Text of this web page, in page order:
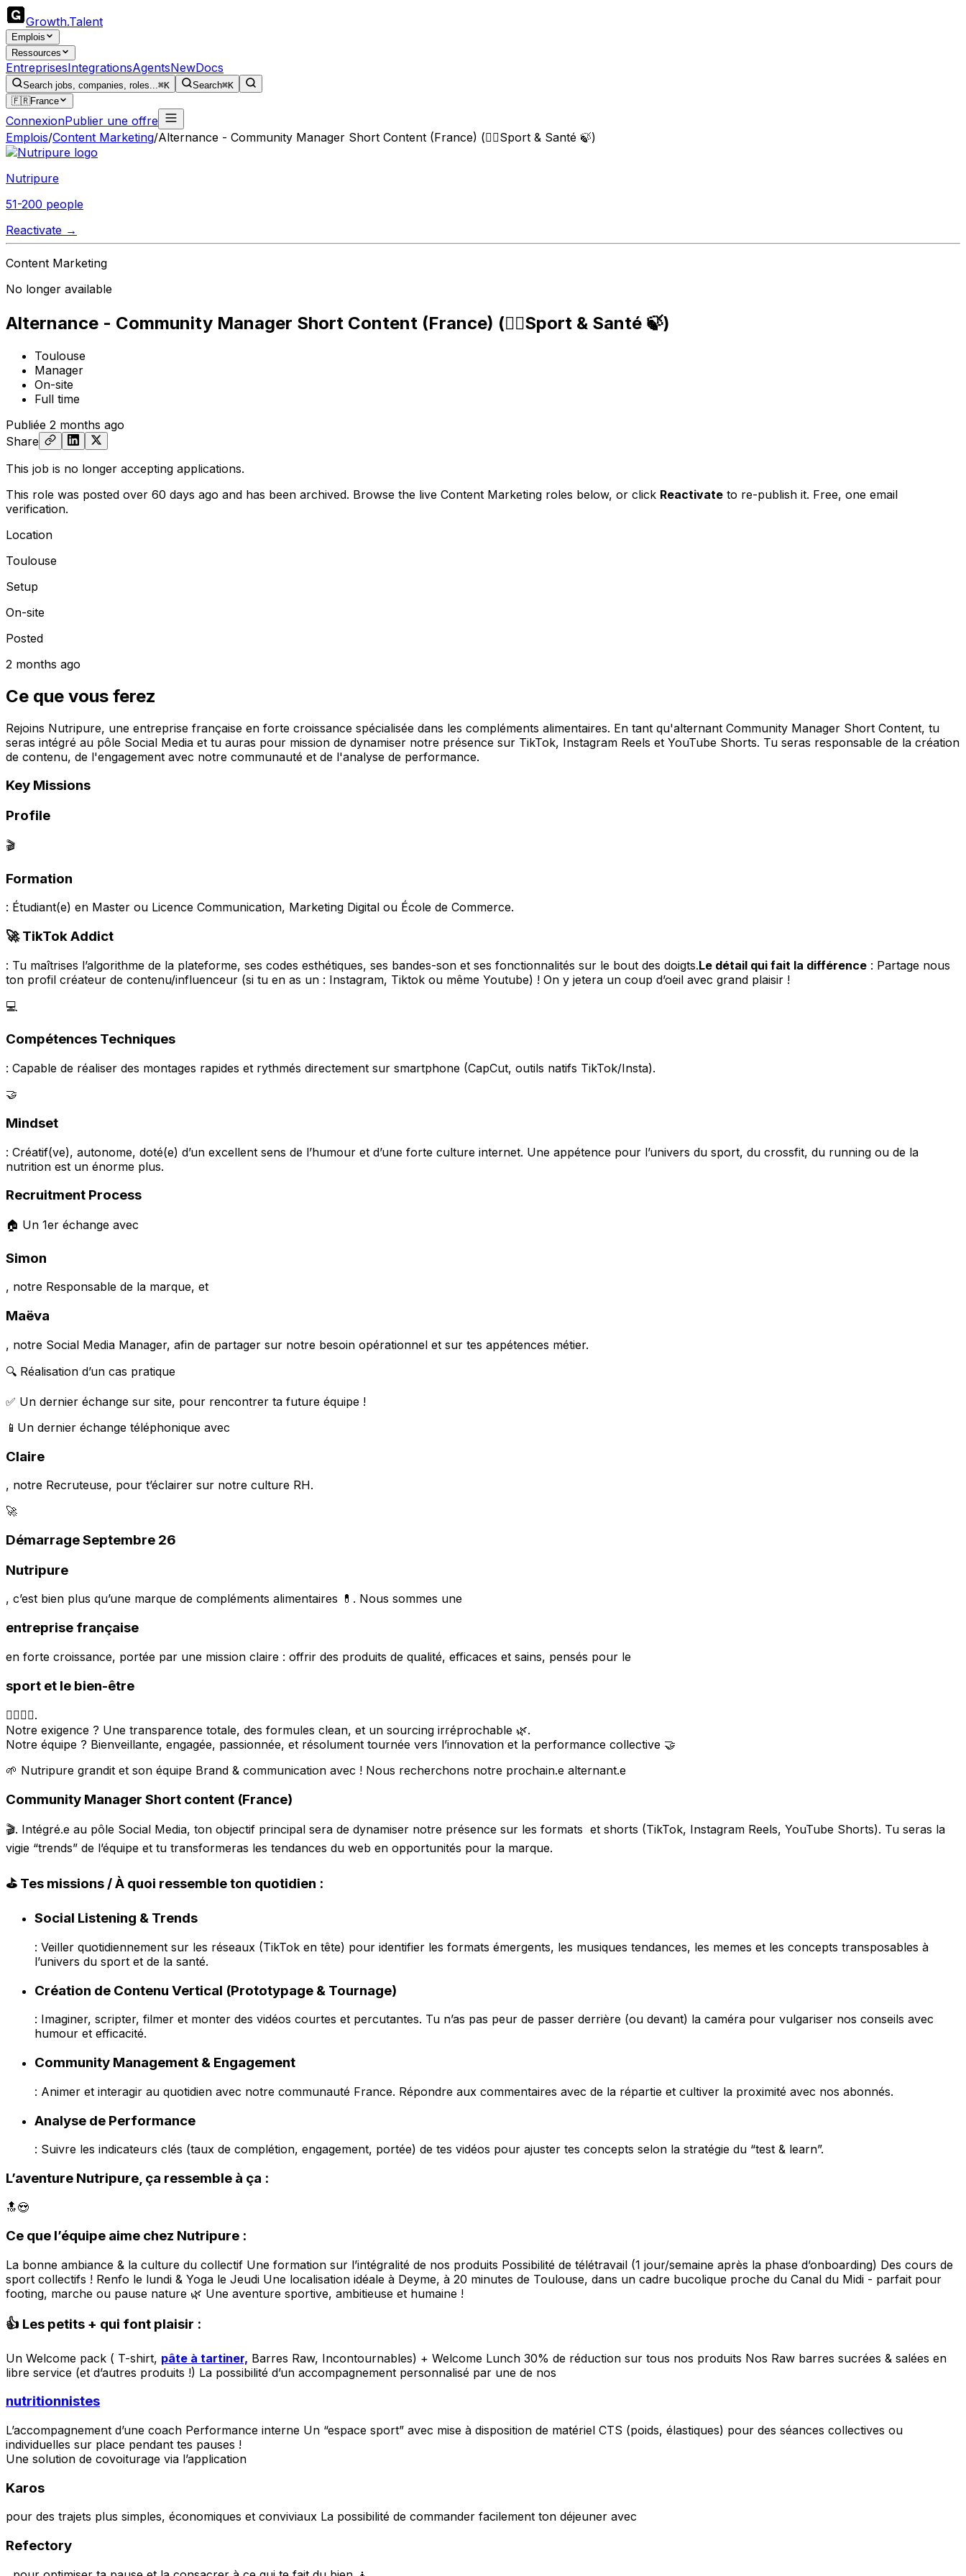
Growth.Talent
Emplois
Ressources
EntreprisesIntegrationsAgentsNewDocs
Search jobs, companies, roles...⌘K Search⌘K
🇫🇷France
ConnexionPublier une offre
Emplois/Content Marketing/Alternance - Community Manager Short Content (France) (🏃‍♀️Sport & Santé 🍃)
Nutripure
51-200 people
Reactivate →
Content Marketing
No longer available
Alternance - Community Manager Short Content (France) (🏃‍♀️Sport & Santé 🍃)
Toulouse
Manager
On-site
Full time
Publiée 2 months ago
Share
This job is no longer accepting applications.
This role was posted over 60 days ago and has been archived. Browse the live Content Marketing roles below, or click Reactivate to re-publish it. Free, one email
verification.
Location
Toulouse
Setup
On-site
Posted
2 months ago
Ce que vous ferez
Rejoins Nutripure, une entreprise française en forte croissance spécialisée dans les compléments alimentaires. En tant qu'alternant Community Manager Short Content, tu
seras intégré au pôle Social Media et tu auras pour mission de dynamiser notre présence sur TikTok, Instagram Reels et YouTube Shorts. Tu seras responsable de la création
de contenu, de l'engagement avec notre communauté et de l'analyse de performance.
Key Missions
Profile
🎬
Formation
: Étudiant(e) en Master ou Licence Communication, Marketing Digital ou École de Commerce.
🚀 TikTok Addict
: Tu maîtrises l’algorithme de la plateforme, ses codes esthétiques, ses bandes-son et ses fonctionnalités sur le bout des doigts.Le détail qui fait la différence : Partage nous
ton profil créateur de contenu/influenceur (si tu en as un : Instagram, Tiktok ou même Youtube) ! On y jetera un coup d’oeil avec grand plaisir !
💻
Compétences Techniques
: Capable de réaliser des montages rapides et rythmés directement sur smartphone (CapCut, outils natifs TikTok/Insta).
🤝
Mindset
: Créatif(ve), autonome, doté(e) d’un excellent sens de l’humour et d’une forte culture internet. Une appétence pour l’univers du sport, du crossfit, du running ou de la
nutrition est un énorme plus.
Recruitment Process
🏠 Un 1er échange avec
Simon
, notre Responsable de la marque, et
Maëva
, notre Social Media Manager, afin de partager sur notre besoin opérationnel et sur tes appétences métier.
🔍 Réalisation d’un cas pratique
✅ Un dernier échange sur site, pour rencontrer ta future équipe !
📱Un dernier échange téléphonique avec
Claire
, notre Recruteuse, pour t’éclairer sur notre culture RH.
🚀
Démarrage Septembre 26
Nutripure
, c’est bien plus qu’une marque de compléments alimentaires 💊. Nous sommes une
entreprise française
en forte croissance, portée par une mission claire : offrir des produits de qualité, efficaces et sains, pensés pour le
sport et le bien-être
🏋️‍♀️🧘‍♂️.
Notre exigence ? Une transparence totale, des formules clean, et un sourcing irréprochable 🌿.
Notre équipe ? Bienveillante, engagée, passionnée, et résolument tournée vers l’innovation et la performance collective 🤝
🌱 Nutripure grandit et son équipe Brand & communication avec ! Nous recherchons notre prochain.e alternant.e
Community Manager Short content (France)
🎬. Intégré.e au pôle Social Media, ton objectif principal sera de dynamiser notre présence sur les formats et shorts (TikTok, Instagram Reels, YouTube Shorts). Tu seras la
vigie “trends” de l’équipe et tu transformeras les tendances du web en opportunités pour la marque.
⛳️ Tes missions / À quoi ressemble ton quotidien :
Social Listening & Trends
: Veiller quotidiennement sur les réseaux (TikTok en tête) pour identifier les formats émergents, les musiques tendances, les memes et les concepts transposables à
l’univers du sport et de la santé.
Création de Contenu Vertical (Prototypage & Tournage)
: Imaginer, scripter, filmer et monter des vidéos courtes et percutantes. Tu n’as pas peur de passer derrière (ou devant) la caméra pour vulgariser nos conseils avec
humour et efficacité.
Community Management & Engagement
: Animer et interagir au quotidien avec notre communauté France. Répondre aux commentaires avec de la répartie et cultiver la proximité avec nos abonnés.
Analyse de Performance
: Suivre les indicateurs clés (taux de complétion, engagement, portée) de tes vidéos pour ajuster tes concepts selon la stratégie du “test & learn”.
L’aventure Nutripure, ça ressemble à ça :
🔝😍
Ce que l’équipe aime chez Nutripure :
La bonne ambiance & la culture du collectif Une formation sur l’intégralité de nos produits Possibilité de télétravail (1 jour/semaine après la phase d’onboarding) Des cours de
sport collectifs ! Renfo le lundi & Yoga le Jeudi Une localisation idéale à Deyme, à 20 minutes de Toulouse, dans un cadre bucolique proche du Canal du Midi - parfait pour
footing, marche ou pause nature 🌿 Une aventure sportive, ambitieuse et humaine !
👍 Les petits + qui font plaisir :
Un Welcome pack ( T-shirt, pâte à tartiner, Barres Raw, Incontournables) + Welcome Lunch 30% de réduction sur tous nos produits Nos Raw barres sucrées & salées en
libre service (et d’autres produits !) La possibilité d’un accompagnement personnalisé par une de nos
nutritionnistes
L’accompagnement d’une coach Performance interne Un “espace sport” avec mise à disposition de matériel CTS (poids, élastiques) pour des séances collectives ou
individuelles sur place pendant tes pauses !
Une solution de covoiturage via l’application
Karos
pour des trajets plus simples, économiques et conviviaux La possibilité de commander facilement ton déjeuner avec
Refectory